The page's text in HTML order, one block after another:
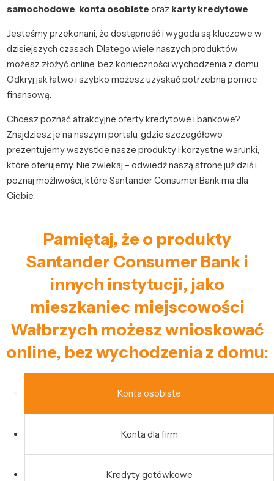
samochodowe, konta osobiste oraz karty kredytowe.
Jesteśmy przekonani, że dostępność i wygoda są kluczowe w
dzisiejszych czasach. Dlatego wiele naszych produktów
możesz złożyć online, bez konieczności wychodzenia z domu.
Odkryj jak łatwo i szybko możesz uzyskać potrzebną pomoc
finansową.
Chcesz poznać atrakcyjne oferty kredytowe i bankowe?
Znajdziesz je na naszym portalu, gdzie szczegółowo
prezentujemy wszystkie nasze produkty i korzystne warunki,
które oferujemy. Nie zwlekaj – odwiedź naszą stronę już dziś i
poznaj możliwości, które Santander Consumer Bank ma dla
Ciebie.
Pamiętaj, że o produkty
Santander Consumer Bank i
innych instytucji, jako
mieszkaniec miejscowości
Wałbrzych możesz wnioskować
online, bez wychodzenia z domu:
Konta osobiste
Konta dla firm
Kredyty gotówkowe